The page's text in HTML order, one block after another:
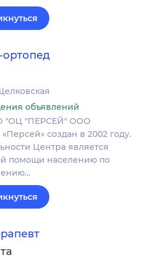
ортопед
объявлений
"ОЦ "ПЕРСЕЙ" ООО
создан в 2002 году.
Центра является
помощи населению по